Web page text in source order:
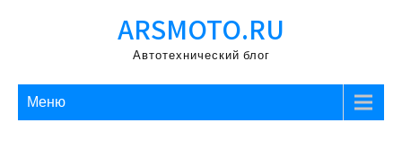
ARSMOTO.RU
Автотехнический блог
Меню